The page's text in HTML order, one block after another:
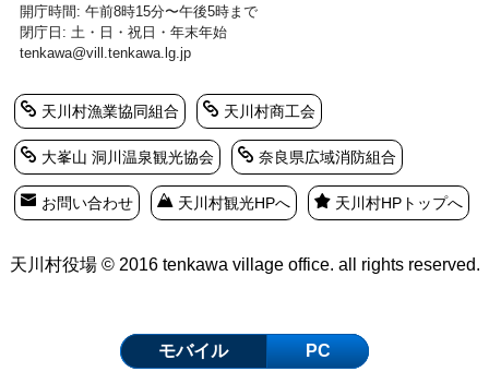
開庁時間: 午前8時15分〜午後5時まで
閉庁日: 土・日・祝日・年末年始
tenkawa@vill.tenkawa.lg.jp
天川村漁業協同組合 天川村商工会
大峯山 洞川温泉観光協会 奈良県広域消防組合
お問い合わせ 天川村観光HPへ 天川村HPトップへ
天川村役場 © 2016 tenkawa village office. all rights reserved.
モバイル PC